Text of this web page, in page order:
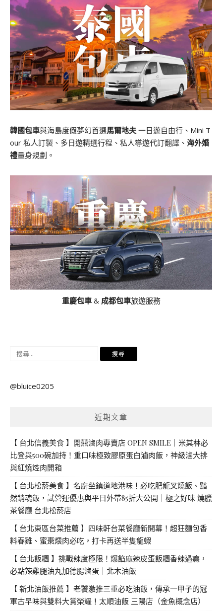
韓國包車與海島度假夢幻首選馬爾地夫 一日遊自由行、Mini T
our 私人訂製、多日遊精選行程、私人導遊代訂翻譯、 海外婚
禮量身規劃。
重慶包車& 成都包車旅遊服務
搜
鍵
@bluice0205
近期文章
【 台北信義美食 】開囍滷肉專賣店 OPEN SMILE｜米其林必
比登與500碗加持！重口味極致膠原蛋白滷肉飯，神級滷大排
與紅燒焢肉開箱
【 台北松菸美食 】名廚坐鎮道地港味！必吃肥龍叉燒飯、黯
然銷魂飯，試營運優惠與平日外帶85折大公開｜極之好味 燒臘
茶餐廳 台北松菸店
【 台北東區台菜推薦 】四味軒台菜餐廳新開幕！超狂麵包香
料春雞、蜜棗煨肉必吃，打卡再送半隻龍蝦
【 台北飯糰 】挑戰辣度極限！爆餡麻辣皮蛋飯糰香辣過癮，
必點辣雞腿油丸加德腸滷蛋｜北木油飯
【 新北油飯推薦 】老饕激推三重必吃油飯，傳承一甲子的冠
軍古早味與雙料大賞榮耀！太順油飯 三陽店（金魚概念店）